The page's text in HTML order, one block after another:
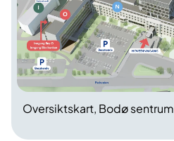
Oversiktskart, Bodø sentrum